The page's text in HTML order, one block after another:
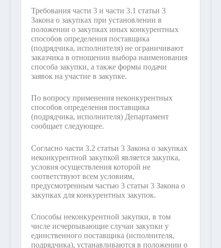
Требования части 3 и части 3.1 статьи 3
Закона о закупках при установлении в
положении о закупках иных конкурентных
способов определения поставщика
(подрядчика, исполнителя) не ограничивают
заказчика в отношении выбора наименования
способа закупки, а также формы подачи
заявок на участие в закупке.
По вопросу применения неконкурентных
способов определения поставщика
(подрядчика, исполнителя) Департамент
сообщает следующее.
Согласно части 3.2 статьи 3 Закона о закупках
неконкурентной закупкой является закупка,
условия осуществления которой не
соответствуют всем условиям,
предусмотренным частью 3 статьи 3 Закона о
закупках для конкурентных закупок.
Способы неконкурентной закупки, в том
числе исчерпывающие случаи закупки у
единственного поставщика (исполнителя,
подрядчика), устанавливаются в положении о